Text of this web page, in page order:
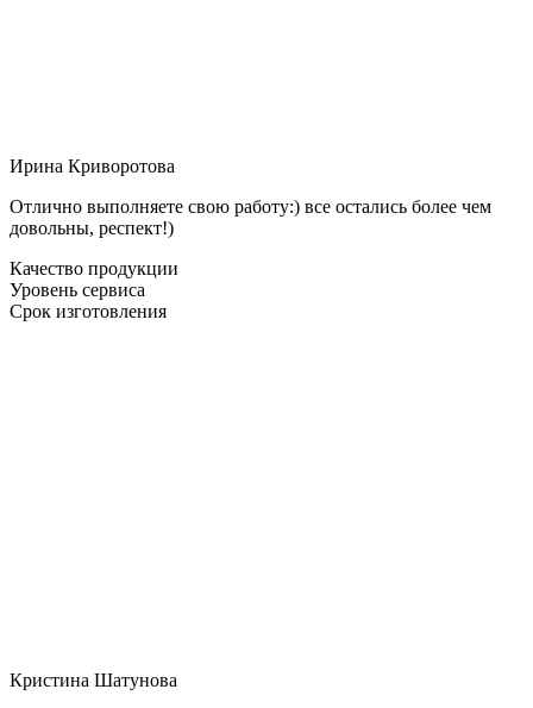
Ирина Криворотова
Отлично выполняете свою работу:) все остались более чем
довольны, респект!)
Качество продукции
Уровень сервиса
Срок изготовления
Кристина Шатунова